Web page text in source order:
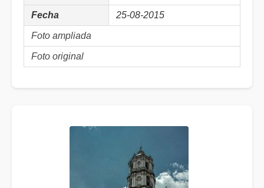
Fecha 25-08-2015
Foto ampliada
Foto original